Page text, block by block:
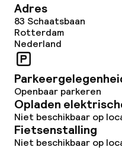
Adres
83 Schaatsbaan
Rotterdam
Nederland
Openbaar parkeren
Opladen
Niet beschikbaar op
Fietsenstalling
Niet beschikbaar op